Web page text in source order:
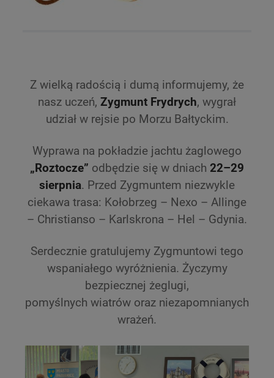
Z wielką radością i dumą informujemy, że
nasz uczeń, Zygmunt Frydrych, wygrał
udział w rejsie po Morzu Bałtyckim.
Wyprawa na pokładzie jachtu żaglowego
„Roztocze” odbędzie się w dniach 22–29
sierpnia. Przed Zygmuntem niezwykle
ciekawa trasa: Kołobrzeg – Nexo – Allinge
– Christianso – Karlskrona – Hel – Gdynia.
Serdecznie gratulujemy Zygmuntowi tego
wspaniałego wyróżnienia. Życzymy
bezpiecznej żeglugi,
pomyślnych wiatrów oraz niezapomnianych
wrażeń.